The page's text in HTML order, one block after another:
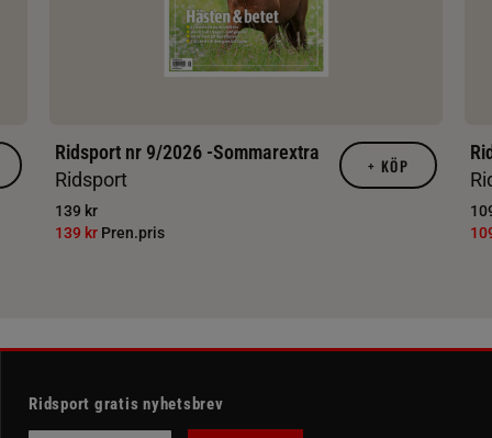
Ridsport nr 9/2026 -Sommarextra
Ridsport
139 kr
139 kr Pren.pris
+ KÖP
Ridsport gratis nyhetsbrev